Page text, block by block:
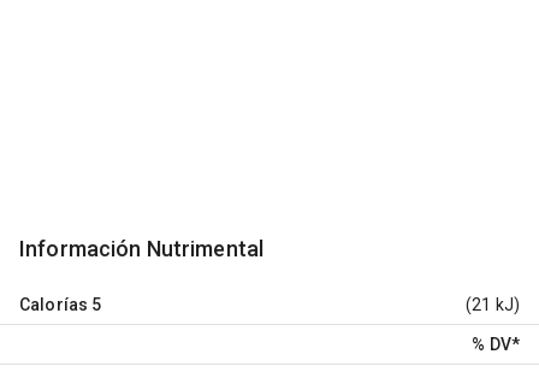
Información Nutrimental
Calorías 5 (21 kJ)
% DV*